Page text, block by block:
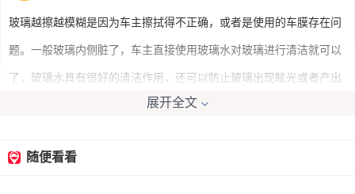
玻璃越擦越模糊是因为车主擦拭得不正确，或者是使用的车膜存在问
题。一般玻璃内侧脏了，车主直接使用玻璃水对玻璃进行清洁就可以
了，玻璃水具有很好的清洁作用，还可以防止玻璃出现眩光或者产出
我要回答
展开全文
随便看看